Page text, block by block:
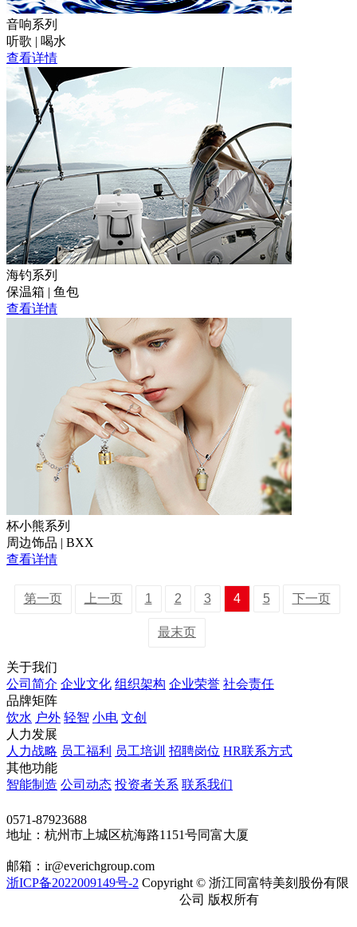
音响系列
听歌 | 喝水
查看详情
海钓系列
保温箱 | 鱼包
查看详情
杯小熊系列
周边饰品 | BXX
查看详情
第一页 上一页 1 2 3 4 5 下一页
最末页
关于我们
公司简介 企业文化 组织架构 企业荣誉 社会责任
品牌矩阵
饮水 户外 轻智 小电 文创
人力发展
人力战略 员工福利 员工培训 招聘岗位 HR联系方式
其他功能
智能制造 公司动态 投资者关系 联系我们
0571-87923688
地址：杭州市上城区杭海路1151号同富大厦
邮箱：ir@everichgroup.com
浙ICP备2022009149号-2 Copyright © 浙江同富特美刻股份有限
公司 版权所有